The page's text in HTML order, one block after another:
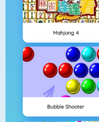
Mahjong 4
Bubble Shooter